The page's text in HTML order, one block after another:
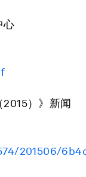
心
2015）》新闻
201506/